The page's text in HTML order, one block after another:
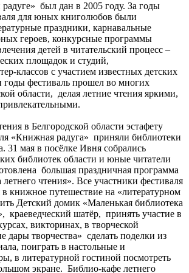
был дан в 2005 году. За годы
для юных книголюбов были
праздники, карнавальные
героев, конкурсные программы
детей в читательский процесс –
площадок и студий,
классов с участием известных детских
фестиваль прошел во многих
области, делая летние чтения яркими,
в Белгородской области эстафету
«Книжная радуга» приняли библиотеки
31 мая в посёлке Ивня собрались
библиотек области и юные читатели
большая праздничная программа
летнего чтения». Все участники фестиваля
в книжное путешествие на «литературном
Детский домик «Маленькая библиотека
краеведческий шатёр, принять участие в
викторинах, в творческой
дары творчества» сделать поделки из
поиграть в настольные и
в литературной гостиной посмотреть
экране. Библио-кафе летнего